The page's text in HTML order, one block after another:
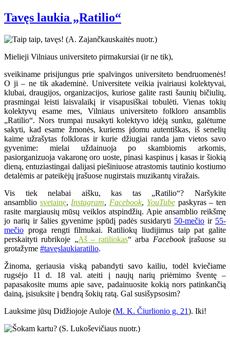
Tavęs laukia „Ratilio“
Mielieji Vilniaus universiteto pirmakursiai (ir ne tik),
sveikiname prisijungus prie spalvingos universiteto bendruomenės!
O ji – ne tik akademinė. Universitete veikia įvairiausi kolektyvai,
klubai, draugijos, organizacijos, kuriose galite rasti šaunių bičiulių,
prasmingai leisti laisvalaikį ir visapusiškai tobulėti. Vienas tokių
kolektyvų esame mes, Vilniaus universiteto folkloro ansamblis
„Ratilio“. Nors trumpai nusakyti kolektyvo idėją sunku, galėtume
sakyti, kad esame žmonės, kuriems įdomu autentiškas, iš senelių
kaime užrašytas folkloras ir kurie džiugiai randa jam vietos savo
gyvenime: mielai uždainuoja po skambiomis arkomis,
pasiorganizuoja vakaronę oro uoste, pinasi kaspinus į kasas ir šiokią
dieną, entuziastingai dalijasi piešiniuose atrastomis tautinio kostiumo
detalėmis ar pateikėjų įrašuose nugirstais muzikantų viražais.
Vis tiek nelabai aišku, kas tas „Ratilio“? Naršykite
ansamblio svetainę, Instagram, Facebook, YouTubepaskyras – ten
rasite margiausių mūsų veiklos atspindžių. Apie ansamblio reikšmę
jo narių ir šalies gyvenime įspūdį padės susidaryti 50-mečio ir 55-
mečio proga rengti filmukai. Ratiliokų liudijimus taip pat galite
perskaityti rubrikoje „Aš – ratiliokas“ arba Facebookįrašuose su
grotažyme #tavęslaukiaratilio.
Žinoma, geriausia viską pabandyti savo kailiu, todėl kviečiame
rugsėjo 11 d. 18 val. ateiti į naujų narių priėmimo šventę –
papasakosite mums apie save, padainuosite kokią nors patinkančią
dainą, įsisuksite į bendrą šokių ratą. Gal susišypsosim?
Lauksime jūsų Didžiojoje Auloje (M. K. Čiurlionio g. 21). Iki!